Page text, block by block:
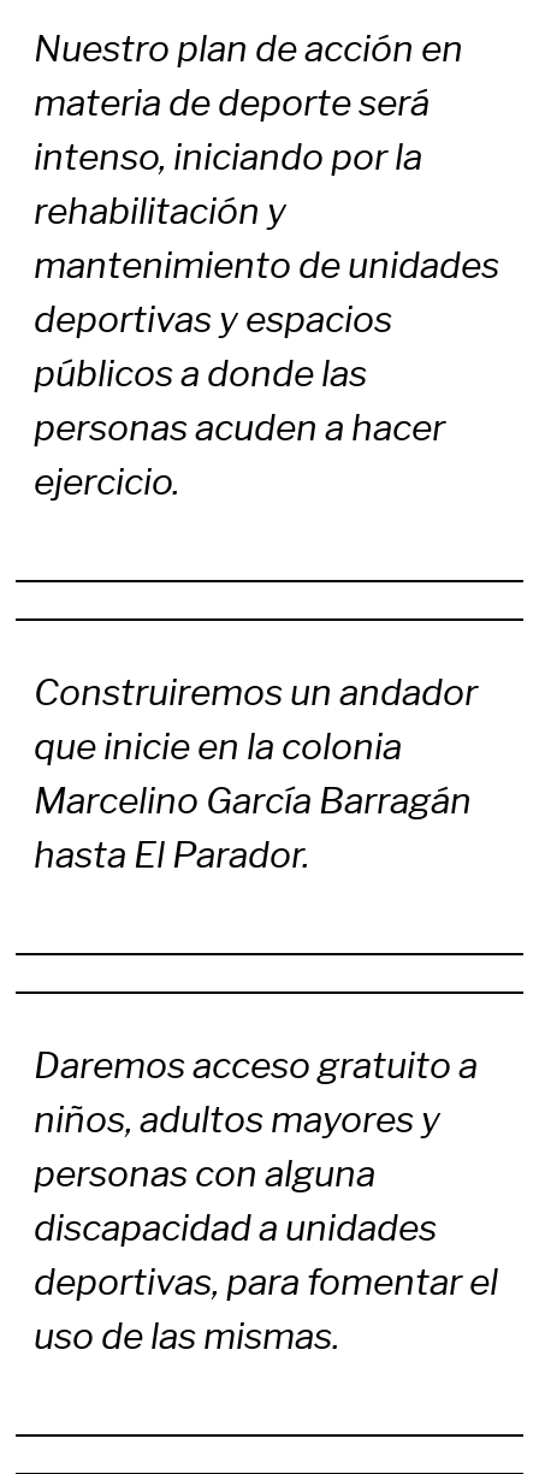
Nuestro plan de acción en
materia de deporte será
intenso, iniciando por la
rehabilitación y
mantenimiento de unidades
deportivas y espacios
públicos a donde las
personas acuden a hacer
ejercicio.
Construiremos un andador
que inicie en la colonia
Marcelino García Barragán
hasta El Parador.
Daremos acceso gratuito a
niños, adultos mayores y
personas con alguna
discapacidad a unidades
deportivas, para fomentar el
uso de las mismas.